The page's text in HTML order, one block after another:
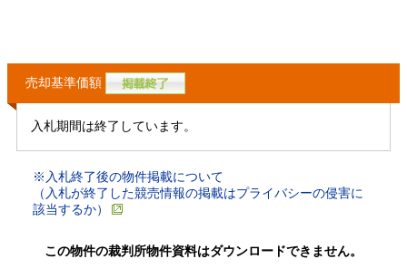
売却基準価額
入札期間は終了しています。
※入札終了後の物件掲載について
（入札が終了した競売情報の掲載はプライバシーの侵害に
該当するか）
この物件の裁判所物件資料はダウンロードできません。